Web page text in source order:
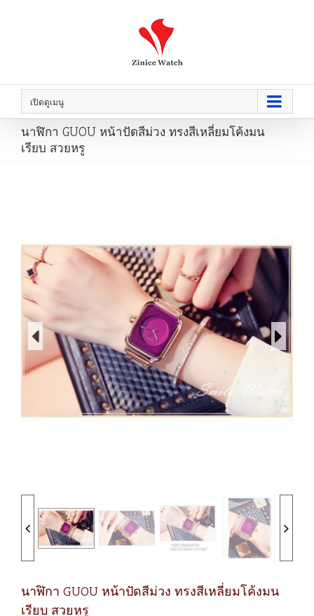
เปิดดูเมนู
นาฬิกา GUOU หน้าปัดสีม่วง ทรงสีเหลี่ยมโค้งมน
เรียบ สวยหรู
นาฬิกา GUOU หน้าปัดสีม่วง ทรงสีเหลี่ยมโค้งมน
เรียบ สวยหรู